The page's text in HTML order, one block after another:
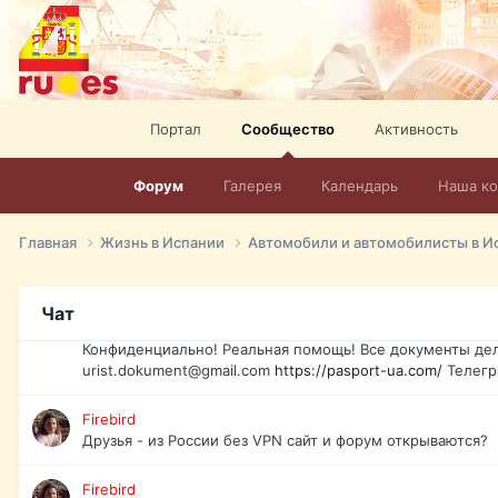
Портал Сообщество
Форум Галерея Календарь Наша
Активность
Главная Жизнь в Испании Автомобили и автомобилисты в
Чат
elevision-in-spain.html Тел: +972-526-384-339
David16
Книги
David16
Подскажите пожалуйста, как удалить свой аккаунт из
Если Вы попали в трудную ситуацию и возникла
Конфиденциально! Реальная помощь! Все документы
urist.dokument@gmail.com https://pasport-ua.com/
Firebird
Друзья - из России без VPN сайт и форум открываются?
Firebird